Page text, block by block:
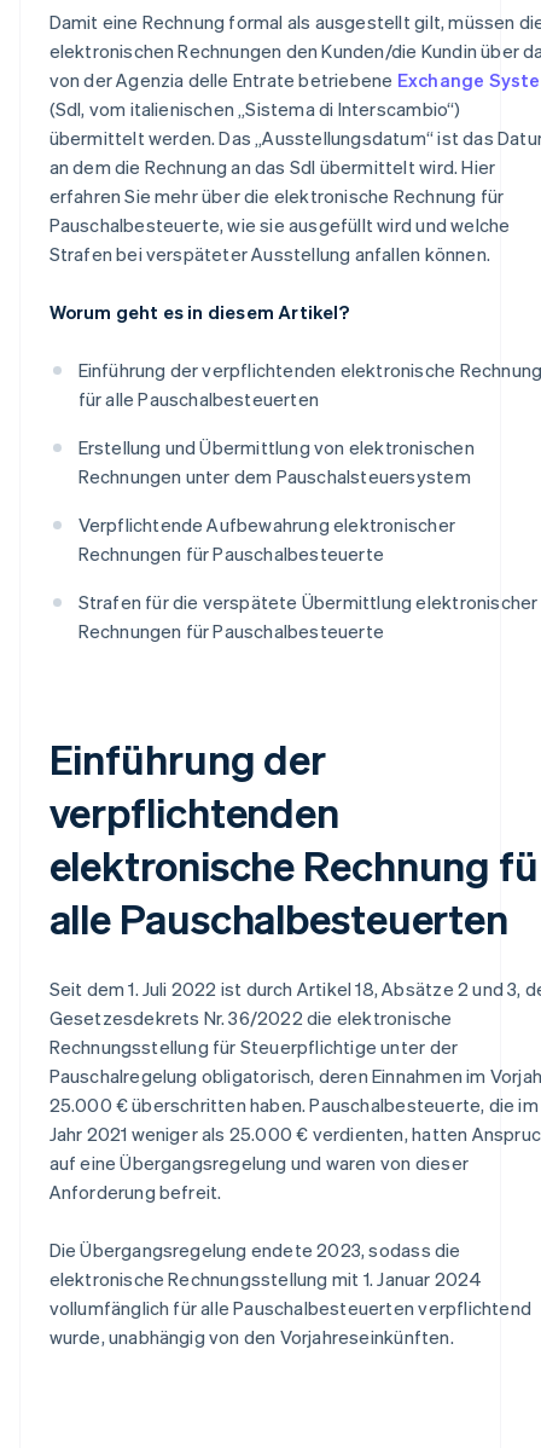
Damit eine Rechnung formal als ausgestellt gilt, müssen
elektronischen Rechnungen den Kunden/die Kundin über
von der Agenzia delle Entrate betriebene Exchange
(SdI, vom italienischen „Sistema di Interscambio“)
übermittelt werden. Das „Ausstellungsdatum“ ist das
an dem die Rechnung an das SdI übermittelt wird. Hier
erfahren Sie mehr über die elektronische Rechnung für
Pauschalbesteuerte, wie sie ausgefüllt wird und welche
Strafen bei verspäteter Ausstellung anfallen können.
Worum geht es in diesem Artikel?
Einführung der verpflichtenden elektronische
für alle Pauschalbesteuerten
Erstellung und Übermittlung von elektronischen
Rechnungen unter dem Pauschalsteuersystem
Verpflichtende Aufbewahrung elektronischer
Rechnungen für Pauschalbesteuerte
Strafen für die verspätete Übermittlung elektronischer
Rechnungen für Pauschalbesteuerte
Einführung der
verpflichtenden
elektronische Rechnung
alle Pauschalbesteuerten
Seit dem 1. Juli 2022 ist durch Artikel 18, Absätze 2 und 3,
Gesetzesdekrets Nr. 36/2022 die elektronische
Rechnungsstellung für Steuerpflichtige unter der
Pauschalregelung obligatorisch, deren Einnahmen im
25.000 € überschritten haben. Pauschalbesteuerte, die im
Jahr 2021 weniger als 25.000 € verdienten, hatten
auf eine Übergangsregelung und waren von dieser
Anforderung befreit.
Die Übergangsregelung endete 2023, sodass die
elektronische Rechnungsstellung mit 1. Januar 2024
vollumfänglich für alle Pauschalbesteuerten verpflichtend
wurde, unabhängig von den Vorjahreseinkünften.